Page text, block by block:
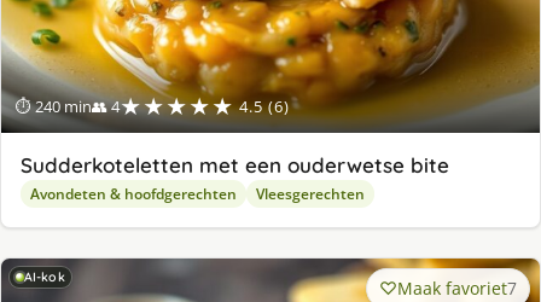
⏱ 240 min👥 4★★★★★ 4.5 (6)
Sudderkoteletten met een ouderwetse bite
Avondeten & hoofdgerechten Vleesgerechten
AI-kok Maak favoriet7